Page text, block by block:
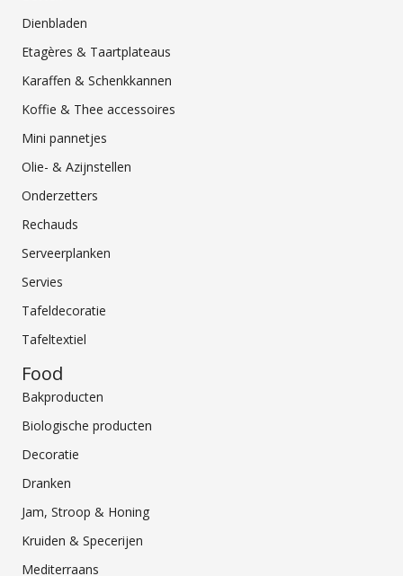
Dienbladen
Etagères & Taartplateaus
Karaffen & Schenkkannen
Koffie & Thee accessoires
Mini pannetjes
Olie- & Azijnstellen
Onderzetters
Rechauds
Serveerplanken
Servies
Tafeldecoratie
Tafeltextiel
Food
Bakproducten
Biologische producten
Decoratie
Dranken
Jam, Stroop & Honing
Kruiden & Specerijen
Mediterraans